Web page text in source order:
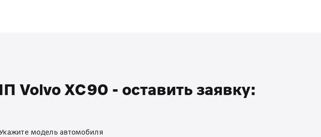
Volvo XC90 - оставить заявку:
модель автомобиля